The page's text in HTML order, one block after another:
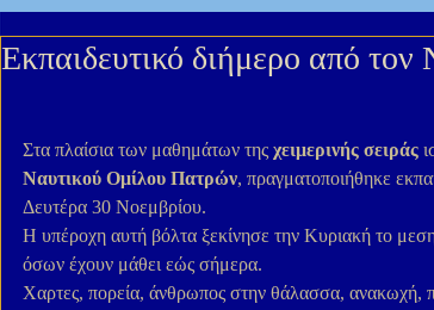
Εκπαιδευτικό διήμερο από
Στα πλαίσια των μαθημάτων της χειμερινής σειράς
Ναυτικού Ομίλου Πατρών, πραγματοποιήθηκε
Δευτέρα 30 Νοεμβρίου.
Η υπέροχη αυτή βόλτα ξεκίνησε την Κυριακή το
όσων έχουν μάθει εώς σήμερα.
Χαρτες, πορεία, άνθρωπος στην θάλασσα, ανακωχή,